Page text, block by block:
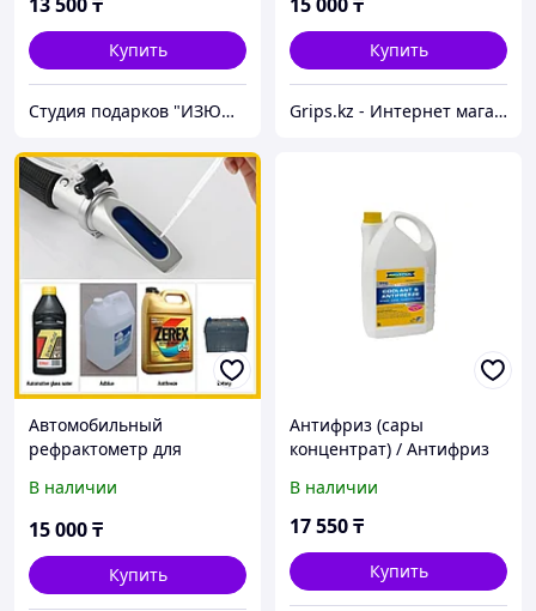
Купить
Студия подарков "ИЗЮМИНКА"
Купить
Grips.kz - Интернет магазин
Автомобильный
рефрактометр для
и незамерзайки
В наличии
15 000₸
Купить
Антифриз (сары
концентрат) / Антифриз
(концентрат желтый)
(C11) 5л.
В наличии
17 550₸
Купить